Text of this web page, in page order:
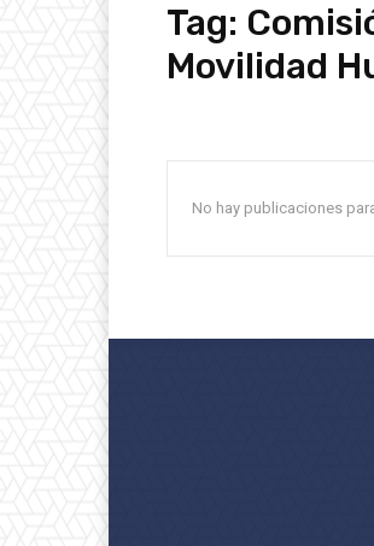
Tag:
Movilidad
No hay publicaciones